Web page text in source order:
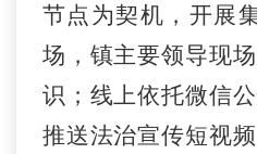
节点为契机，开展
场，镇主要领导现
识；线上依托微信
推送法治宣传短视